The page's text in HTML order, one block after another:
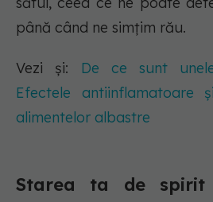
până când ne simțim rău.
Vezi și: De ce sunt
Efectele antiinflamatoare
alimentelor albastre
Starea ta de